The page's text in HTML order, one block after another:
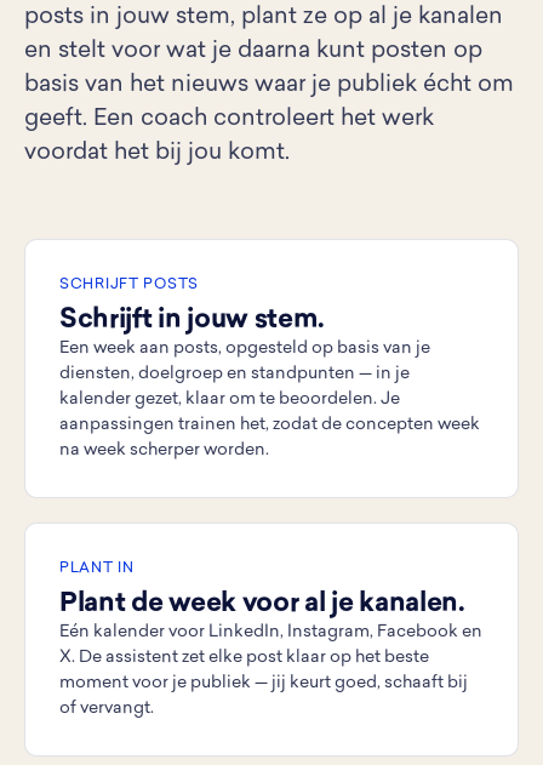
posts in jouw stem, plant ze op al je kanalen
en stelt voor wat je daarna kunt posten op
basis van het nieuws waar je publiek écht om
geeft. Een coach controleert het werk
voordat het bij jou komt.
SCHRIJFT POSTS
Schrijft in jouw stem.
Een week aan posts, opgesteld op basis van je
diensten, doelgroep en standpunten — in je
kalender gezet, klaar om te beoordelen. Je
aanpassingen trainen het, zodat de concepten week
na week scherper worden.
PLANT IN
Plant de week voor al je kanalen.
Eén kalender voor LinkedIn, Instagram, Facebook en
X. De assistent zet elke post klaar op het beste
moment voor je publiek — jij keurt goed, schaaft bij
of vervangt.